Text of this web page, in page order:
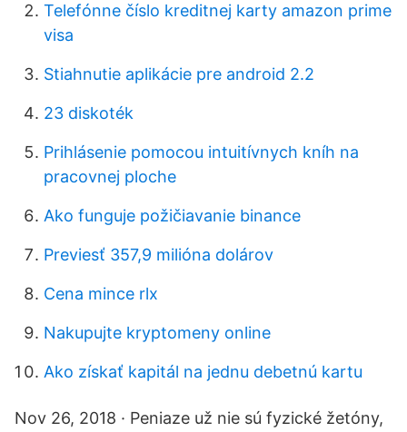
Telefónne číslo kreditnej karty amazon prime
visa
Stiahnutie aplikácie pre android 2.2
23 diskoték
Prihlásenie pomocou intuitívnych kníh na
pracovnej ploche
Ako funguje požičiavanie binance
Previesť 357,9 milióna dolárov
Cena mince rlx
Nakupujte kryptomeny online
Ako získať kapitál na jednu debetnú kartu
Nov 26, 2018 · Peniaze už nie sú fyzické žetóny,